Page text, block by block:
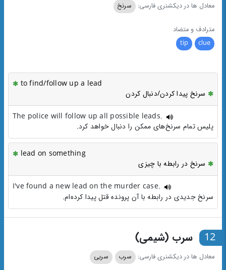
معادل ها در دیکشنری فارسی: سرنخ
مترادف و متضاد
clue
tip
to find/follow up a lead
سرنخ پیدا کردن/دنبال کردن
The police will follow up all possible leads.
پلیس تمام سرنخ‌های ممکن را دنبال خواهد کرد.
lead on something
سرنخ در رابطه با چیزی
I've found a new lead on the murder case.
سرنخ جدیدی در رابطه با آن پرونده قتل پیدا کرده‌ام.
12 سرب (شیمی)
معادل ها در دیکشنری فارسی: سرب سربی